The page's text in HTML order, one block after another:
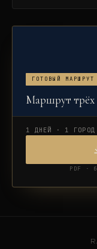
ГОТОВЫЙ МАРШРУТ
Маршрут трёх
1 ДНЕЙ · 1 ГОРОД
PDF ·